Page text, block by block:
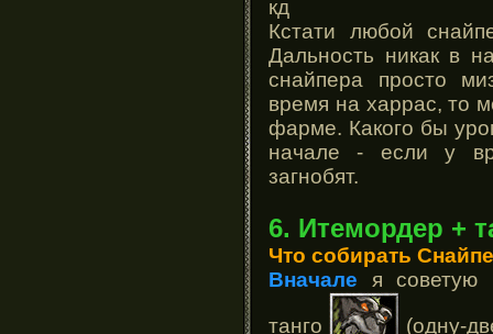
кд
Кстати любой
Дальность никак в
снайпера просто
время на харрас, то
фарме. Какого бы
начале - если у
загнобят.
6. Итемордер +
Что собирать
Вначале я
танго (одну-